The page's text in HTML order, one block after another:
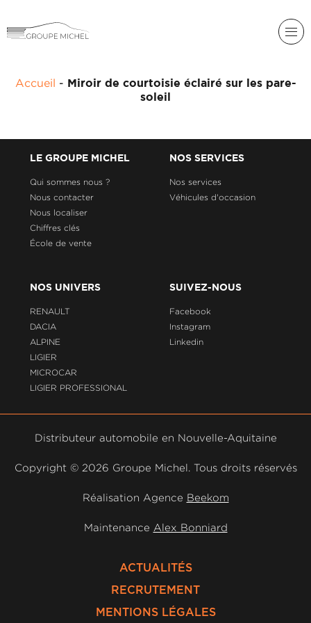
DACIA
LIGIER
PROFESSIONAL
MICHEL
HISTORIQUE
DU
MICHEL
Accueil - Miroir de courtoisie éclairé sur les pare-
soleil
LE GROUPE MICHEL
Qui sommes nous ?
Nous contacter
Nous localiser
Chiffres clés
École de vente
NOS SERVICES
Nos services
Véhicules d'occasion
NOS UNIVERS
RENAULT
DACIA
ALPINE
LIGIER
MICROCAR
LIGIER PROFESSIONAL
SUIVEZ-NOUS
Facebook
Instagram
Linkedin
Distributeur automobile en Nouvelle-Aquitaine
Copyright © 2026 Groupe Michel. Tous droits réservés
Réalisation Agence Beekom
Maintenance Alex Bonniard
ACTUALITÉS
RECRUTEMENT
MENTIONS LÉGALES